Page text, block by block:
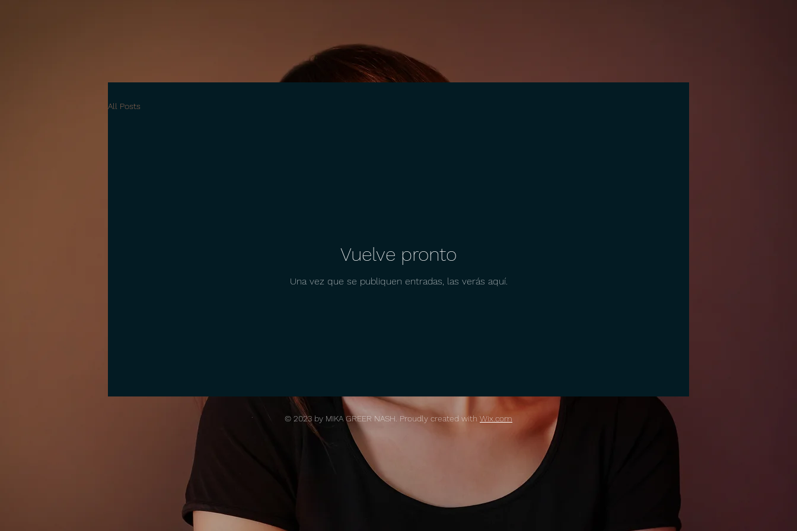
All Posts
Vuelve pronto
Una vez que se publiquen entradas, las verás aquí.
© 2023 by MIKA GREER NASH. Proudly created with Wix.com